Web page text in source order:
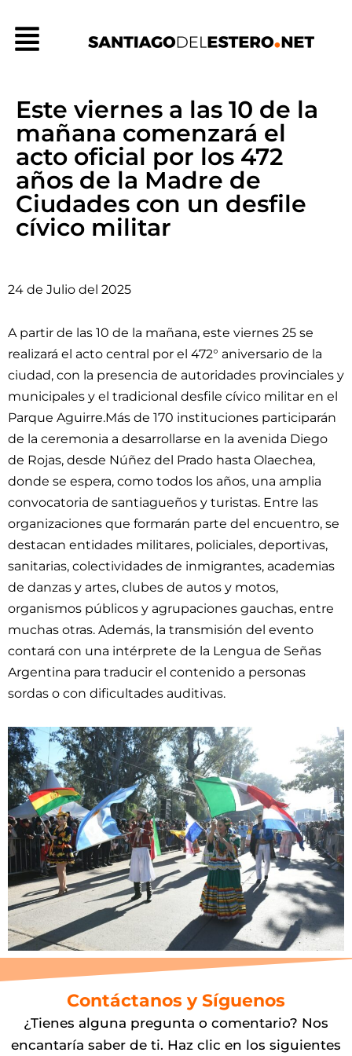
contenido
Menú
Este viernes a las 10 de la
mañana comenzará el
acto oficial por los 472
años de la Madre de
Ciudades con un desfile
cívico militar
24 de Julio del 2025
A partir de las 10 de la mañana, este viernes 25 se
realizará el acto central por el 472° aniversario de la
ciudad, con la presencia de autoridades provinciales y
municipales y el tradicional desfile cívico militar en el
Parque Aguirre.Más de 170 instituciones participarán
de la ceremonia a desarrollarse en la avenida Diego
de Rojas, desde Núñez del Prado hasta Olaechea,
donde se espera, como todos los años, una amplia
convocatoria de santiagueños y turistas. Entre las
organizaciones que formarán parte del encuentro, se
destacan entidades militares, policiales, deportivas,
sanitarias, colectividades de inmigrantes, academias
de danzas y artes, clubes de autos y motos,
organismos públicos y agrupaciones gauchas, entre
muchas otras. Además, la transmisión del evento
contará con una intérprete de la Lengua de Señas
Argentina para traducir el contenido a personas
sordas o con dificultades auditivas.
Contáctanos y Síguenos
¿Tienes alguna pregunta o comentario? Nos
encantaría saber de ti. Haz clic en los siguientes